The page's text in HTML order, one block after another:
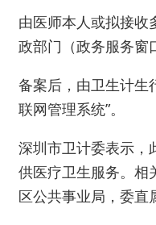
由医师本人或拟接收
政部门（政务服务窗
备案后，由卫生计生
联网管理系统”。
深圳市卫计委表示，
供医疗卫生服务。相
区公共事业局，委直